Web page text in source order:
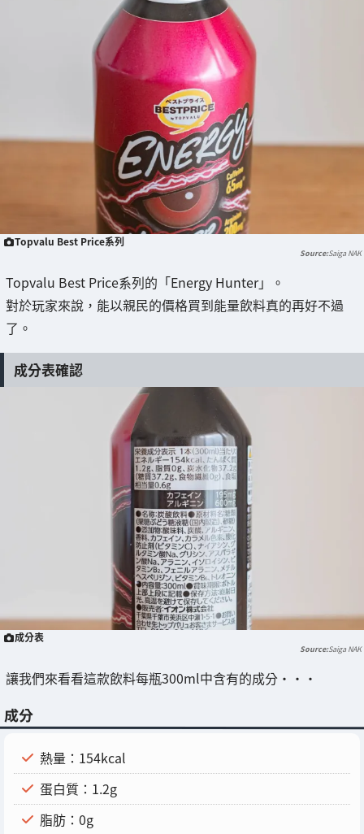
Topvalu Best Price系列
Saiga NAK
Topvalu Best Price系列的「Energy Hunter」。
對於玩家來說，能以親民的價格買到能量飲料真的再好不過
了。
成分表確認
成分表
Saiga NAK
讓我們來看看這款飲料每瓶300ml中含有的成分・・・
成分
熱量：154kcal
蛋白質：1.2g
脂肪：0g